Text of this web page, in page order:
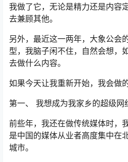
我做了它，无论是精力还是内容
去兼顾其他。
另外，最近这一两年，大象公会
型，我脑子闲不住，自然会想，
去做什么内容。
如果今天让我重新开始，我会做
第一、 我想成为我家乡的超级网
前些年，我还在做传统媒体时，
是中国的媒体从业者高度集中在
城市。